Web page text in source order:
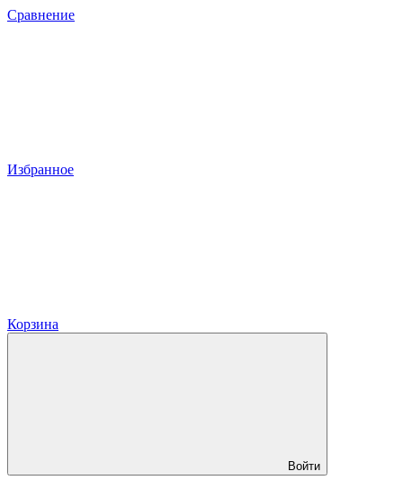
Сравнение
Избранное
Корзина
Войти